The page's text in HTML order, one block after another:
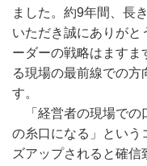
ました。約9年間、長
いただき誠にありがと
ーダーの戦略はますま
る現場の最前線での方
す。
「経営者の現場での
の糸口になる」という
ズアップされると確